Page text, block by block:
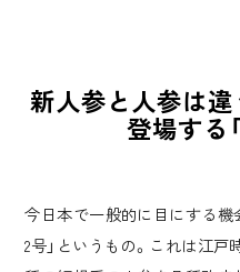
新人参と人参は違
登場する
今日本で一般的に目にする機
2号」というもの。これは江